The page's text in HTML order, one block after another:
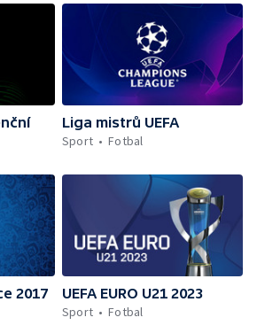
Liga mistrů UEFA
Sport
Fotbal
2017
UEFA EURO U21 2023
Sport
Fotbal